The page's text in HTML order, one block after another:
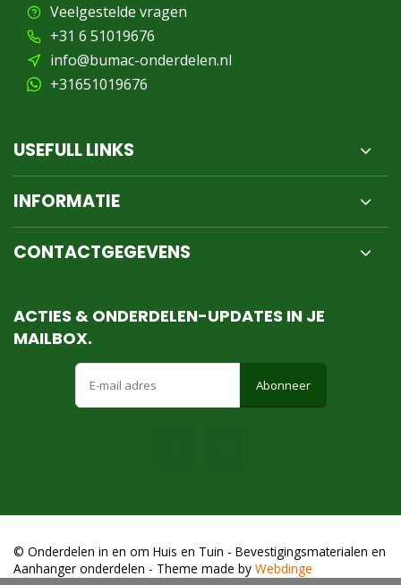
Veelgestelde vragen
+31 6 51019676
info@bumac-onderdelen.nl
+31651019676
USEFULL LINKS
INFORMATIE
CONTACTGEGEVENS
ACTIES & ONDERDELEN-UPDATES IN JE
MAILBOX.
Abonneer
© Onderdelen in en om Huis en Tuin - Bevestigingsmaterialen en
Aanhanger onderdelen - Theme made by Webdinge